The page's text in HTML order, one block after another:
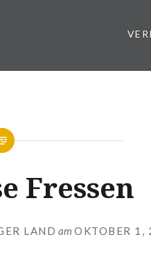
Fressen
LAND amOKTOBER 1,